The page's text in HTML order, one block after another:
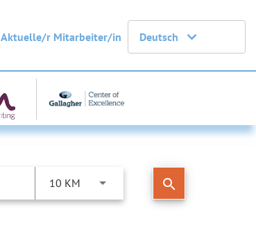
Aktuelle/r Mitarbeiter/in Deutsch
10 KM search